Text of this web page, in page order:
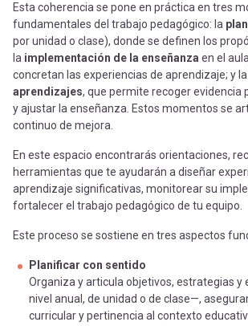
Esta coherencia se pone en práctica en tres
fundamentales del trabajo pedagógico: la
por unidad o clase), donde se definen los
la implementación de la enseñanza en el
concretan las experiencias de aprendizaje; y la
aprendizajes, que permite recoger evidencia
y ajustar la enseñanza. Estos momentos se
continuo de mejora.
En este espacio encontrarás orientaciones,
herramientas que te ayudarán a diseñar
aprendizaje significativas, monitorear su
fortalecer el trabajo pedagógico de tu equipo.
Este proceso se sostiene en tres aspectos
Planificar con sentido
Organiza y articula objetivos, estrategias y
nivel anual, de unidad o de clase—,
curricular y pertinencia al contexto